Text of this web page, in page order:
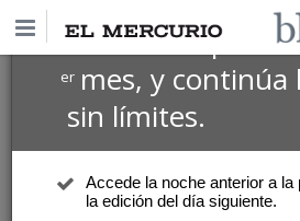
Suscríbete por
ermes, y continúa
sin límites.
Accede la noche anterior a la
la edición del día siguiente.